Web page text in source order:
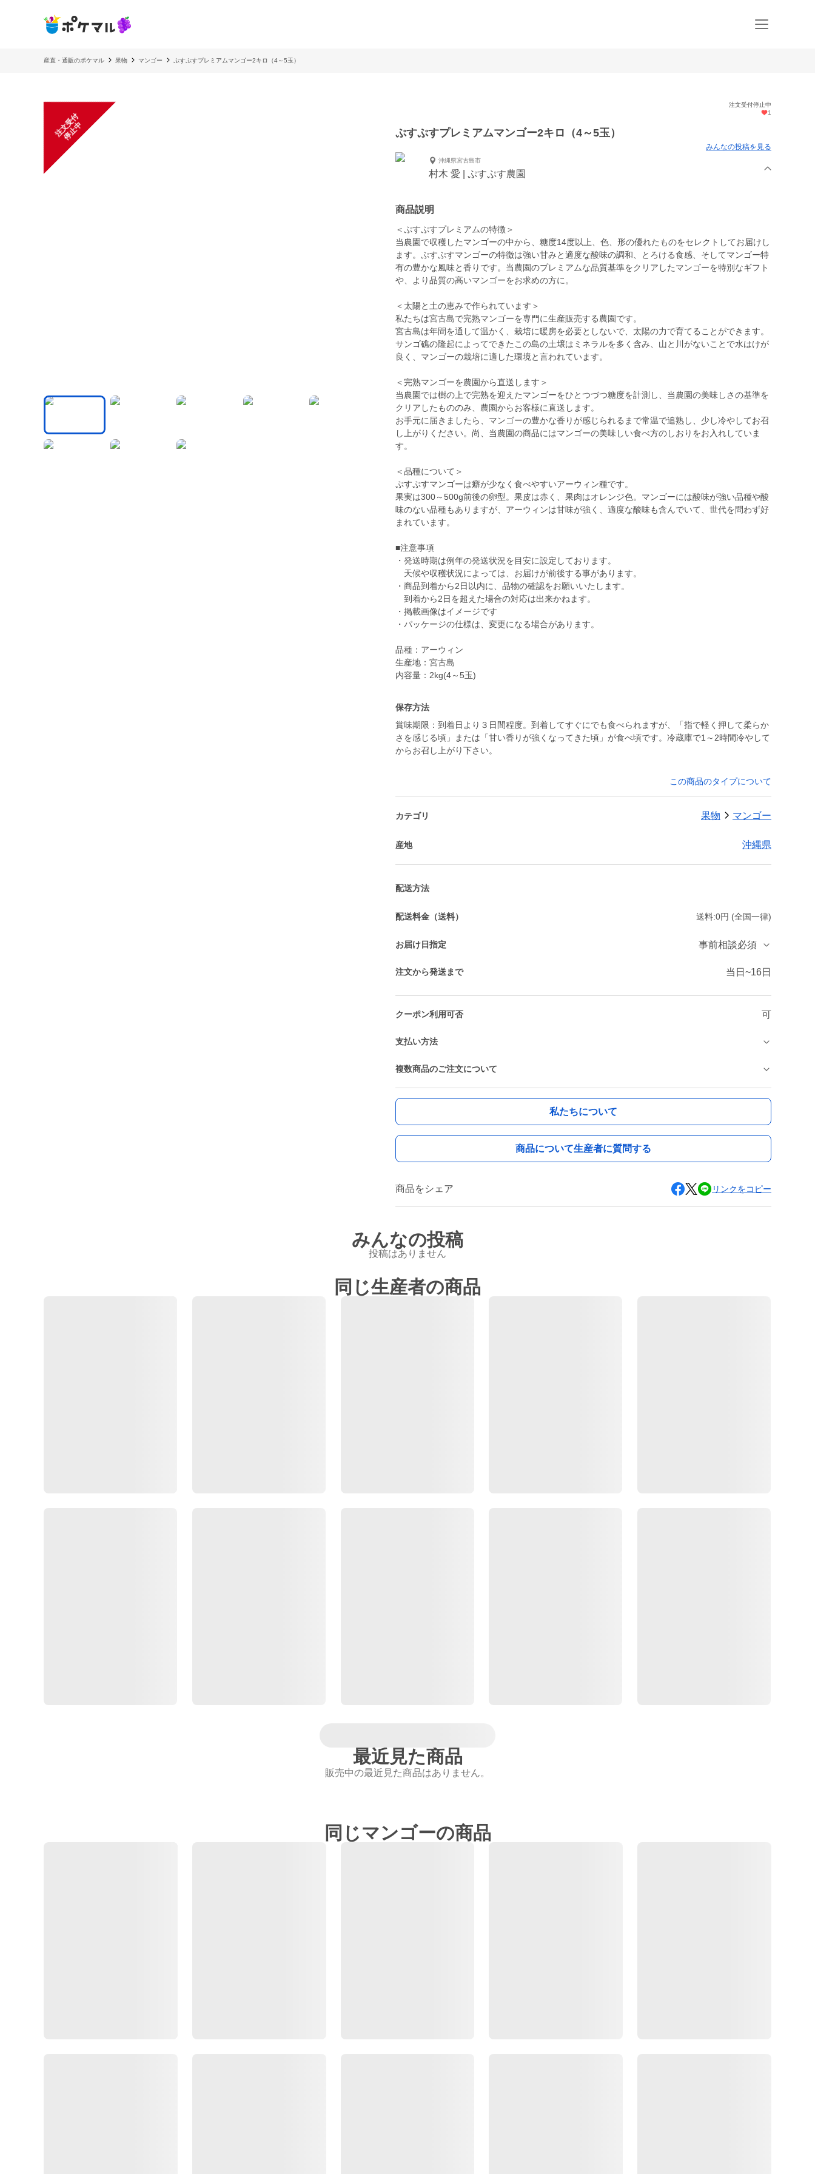
産直・通販のポケマル 果物 マンゴー ぷすぷすプレミアムマンゴー2キロ（4～5玉）
注
文
受
付
停
止
中
注文受付停止中
1
ぷすぷすプレミアムマンゴー2キロ（4～5玉）
みんなの投稿を見る
沖縄県宮古島市
村木 愛 | ぷすぷす農園
商品説明
＜ぷすぷすプレミアムの特徴＞
当農園で収穫したマンゴーの中から、糖度14度以上、色、形の優れたものをセレクトしてお届けし
ます。ぷすぷすマンゴーの特徴は強い甘みと適度な酸味の調和、とろける食感、そしてマンゴー特
有の豊かな風味と香りです。当農園のプレミアムな品質基準をクリアしたマンゴーを特別なギフト
や、より品質の高いマンゴーをお求めの方に。
＜太陽と土の恵みで作られています＞
私たちは宮古島で完熟マンゴーを専門に生産販売する農園です。
宮古島は年間を通して温かく、栽培に暖房を必要としないで、太陽の力で育てることができます。
サンゴ礁の隆起によってできたこの島の土壌はミネラルを多く含み、山と川がないことで水はけが
良く、マンゴーの栽培に適した環境と言われています。
＜完熟マンゴーを農園から直送します＞
当農園では樹の上で完熟を迎えたマンゴーをひとつづつ糖度を計測し、当農園の美味しさの基準を
クリアしたもののみ、農園からお客様に直送します。
お手元に届きましたら、マンゴーの豊かな香りが感じられるまで常温で追熟し、少し冷やしてお召
し上がりください。尚、当農園の商品にはマンゴーの美味しい食べ方のしおりをお入れしていま
す。
＜品種について＞
ぷすぷすマンゴーは癖が少なく食べやすいアーウィン種です。
果実は300～500g前後の卵型。果皮は赤く、果肉はオレンジ色。マンゴーには酸味が強い品種や酸
味のない品種もありますが、アーウィンは甘味が強く、適度な酸味も含んでいて、世代を問わず好
まれています。
■注意事項
・発送時期は例年の発送状況を目安に設定しております。
天候や収穫状況によっては、お届けが前後する事があります。
・商品到着から2日以内に、品物の確認をお願いいたします。
到着から2日を超えた場合の対応は出来かねます。
・掲載画像はイメージです
・パッケージの仕様は、変更になる場合があります。
品種：アーウィン
生産地：宮古島
内容量：2kg(4～5玉)
保存方法
賞味期限：到着日より３日間程度。到着してすぐにでも食べられますが、「指で軽く押して柔らか
さを感じる頃」または「甘い香りが強くなってきた頃」が食べ頃です。冷蔵庫で1～2時間冷やして
からお召し上がり下さい。
この商品のタイプについて
カテゴリ 果物 マンゴー
産地 沖縄県
配送方法
配送料金（送料） 送料:0円 (全国一律)
お届け日指定 事前相談必須
注文から発送まで 当日~16日
クーポン利用可否 可
支払い方法
複数商品のご注文について
私たちについて
商品について生産者に質問する
商品をシェア リンクをコピー
みんなの投稿
投稿はありません
同じ生産者の商品
最近見た商品
販売中の最近見た商品はありません。
同じマンゴーの商品